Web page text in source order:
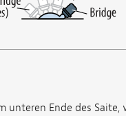
Ende des Saite,